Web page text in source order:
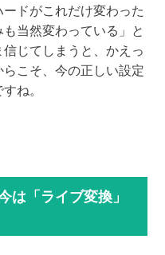
ドがこれだけ変わった
当然変わっている」と
じてしまうと、かえっ
こそ、今の正しい設定
ね。
は「ライブ変換」